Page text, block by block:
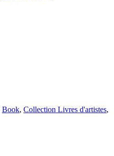
Book, Collection Livres d'artistes,